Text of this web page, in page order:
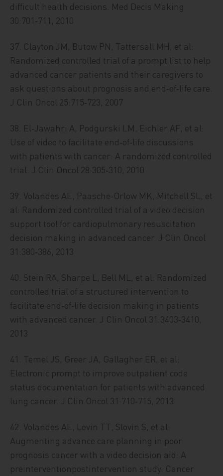
difficult health decisions. Med Decis Making
30:701‑711, 2010
37. Clayton JM, Butow PN, Tattersall MH, et al:
Randomized controlled trial of a prompt list to help
advanced cancer patients and their caregivers to
ask questions about prognosis and end‑of‑life care.
J Clin Oncol 25:715‑723, 2007
38. El‑Jawahri A, Podgurski LM, Eichler AF, et al:
Use of video to facilitate end‑of‑life discussions
with patients with cancer: A randomized controlled
trial. J Clin Oncol 28:305‑310, 2010
39. Volandes AE, Paasche‑Orlow MK, Mitchell SL, et
al: Randomized controlled trial of a video decision
support tool for cardiopulmonary resuscitation
decision making in advanced cancer. J Clin Oncol
31:380‑386, 2013
40. Stein RA, Sharpe L, Bell ML, et al: Randomized
controlled trial of a structured intervention to
facilitate end‑of‑life decision making in patients
with advanced cancer. J Clin Oncol 31:3403‑3410,
2013
41. Temel JS, Greer JA, Gallagher ER, et al:
Electronic prompt to improve outpatient code
status documentation for patients with advanced
lung cancer. J Clin Oncol 31:710‑715, 2013
42. Volandes AE, Levin TT, Slovin S, et al:
Augmenting advance care planning in poor
prognosis cancer with a video decision aid: A
preinterventionpostintervention study. Cancer